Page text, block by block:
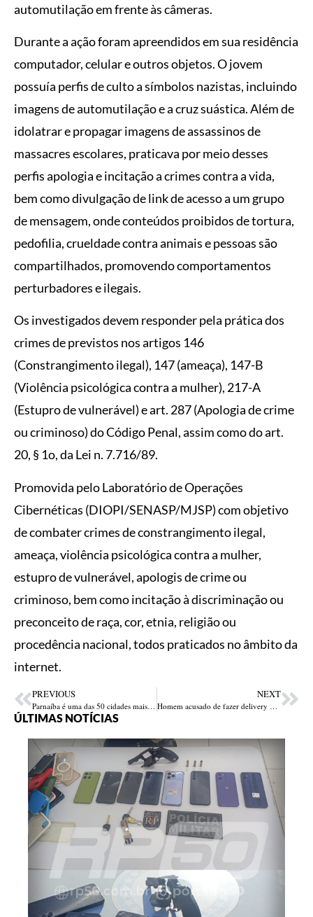
automutilação em frente às câmeras.
Durante a ação foram apreendidos em sua residência
computador, celular e outros objetos. O jovem
possuía perfis de culto a símbolos nazistas, incluindo
imagens de automutilação e a cruz suástica. Além de
idolatrar e propagar imagens de assassinos de
massacres escolares, praticava por meio desses
perfis apologia e incitação a crimes contra a vida,
bem como divulgação de link de acesso a um grupo
de mensagem, onde conteúdos proibidos de tortura,
pedofilia, crueldade contra animais e pessoas são
compartilhados, promovendo comportamentos
perturbadores e ilegais.
Os investigados devem responder pela prática dos
crimes de previstos nos artigos 146
(Constrangimento ilegal), 147 (ameaça), 147-B
(Violência psicológica contra a mulher), 217-A
(Estupro de vulnerável) e art. 287 (Apologia de crime
ou criminoso) do Código Penal, assim como do art.
20, § 1o, da Lei n. 7.716/89.
Promovida pelo Laboratório de Operações
Cibernéticas (DIOPI/SENASP/MJSP) com objetivo
de combater crimes de constrangimento ilegal,
ameaça, violência psicológica contra a mulher,
estupro de vulnerável, apologis de crime ou
criminoso, bem como incitação à discriminação ou
preconceito de raça, cor, etnia, religião ou
procedência nacional, todos praticados no âmbito da
internet.
PREVIOUS
Parnaíba é uma das 50 cidades mais violentas do Brasil
NEXT
Homem acusado de fazer delivery de drogas é preso durante blitz em Teresina
ÚLTIMAS NOTÍCIAS